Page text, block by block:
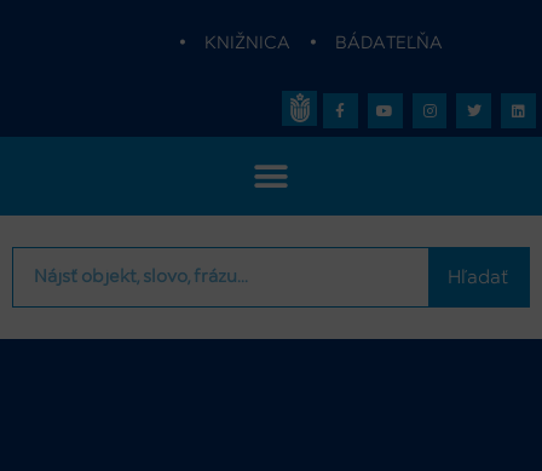
• KNIŽNICA • BÁDATEĽŇA
Hľadať